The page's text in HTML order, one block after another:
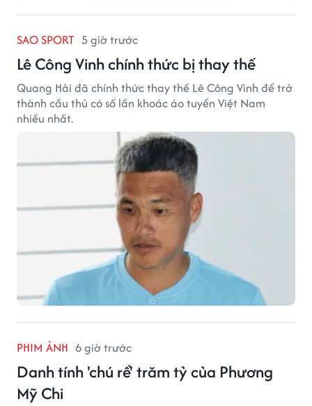
SAO SPORT 5 giờ trước
Lê Công Vinh chính thức bị thay thế
Quang Hải đã chính thức thay thế Lê Công Vinh để trở
thành cầu thủ có số lần khoác áo tuyển Việt Nam
nhiều nhất.
PHIM ẢNH 6 giờ trước
Danh tính 'chú rể' trăm tỷ của Phương
Mỹ Chi